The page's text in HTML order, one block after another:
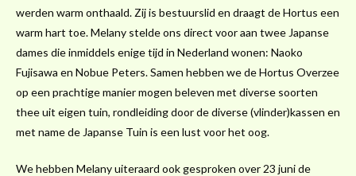
werden warm onthaald. Zij is bestuurslid en draagt de Hortus een
warm hart toe. Melany stelde ons direct voor aan twee Japanse
dames die inmiddels enige tijd in Nederland wonen: Naoko
Fujisawa en Nobue Peters. Samen hebben we de Hortus Overzee
op een prachtige manier mogen beleven met diverse soorten
thee uit eigen tuin, rondleiding door de diverse (vlinder)kassen en
met name de Japanse Tuin is een lust voor het oog.
We hebben Melany uiteraard ook gesproken over 23 juni de